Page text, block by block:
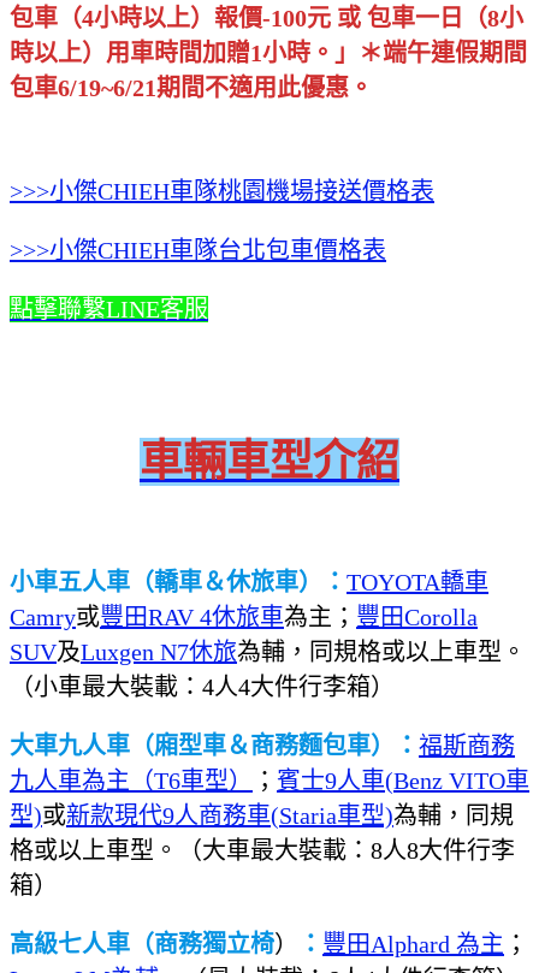
包車（4小時以上）報價-100元 或 包車一日（8小
時以上）用車時間加贈1小時。」
＊端午連假期間
包車6/19~6/21期間不適用此優惠。
>>>小傑CHIEH車隊桃園機場接送價格表
>>>小傑CHIEH車隊台北包車價格表
點擊聯繫LINE客服
車輛車型介紹
小車五人車（轎車＆休旅車）： TOYOTA轎車
Camry或豐田RAV 4休旅車為主； 豐田Corolla
SUV及Luxgen N7休旅為輔，同規格或以上車型。
（小車最大裝載：4人4大件行李箱）
大車九人車（廂型車＆商務麵包車）： 福斯商務
九人車為主（T6車型）
； 賓士9人車(Benz VITO車
型)或新款現代9人商務車(Staria車型)為輔，同規
格或以上車型。（大車最大裝載：8人8大件行李
箱）
高級七人車（商務獨立椅） ： 豐田Alphard 為主 ；